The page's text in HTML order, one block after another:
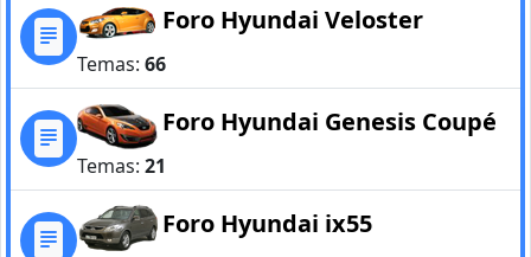
Foro Hyundai Veloster
Temas: 66
Foro Hyundai Genesis Coupé
Temas: 21
Foro Hyundai ix55